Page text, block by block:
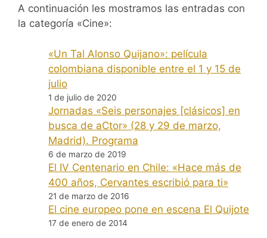
A continuación les mostramos las entradas con
la categoría «Cine»:
«Un Tal Alonso Quijano»: película
colombiana disponible entre el 1 y 15 de
julio
1 de julio de 2020
Jornadas «Seis personajes [clásicos] en
busca de aCtor» (28 y 29 de marzo,
Madrid). Programa
6 de marzo de 2019
El IV Centenario en Chile: «Hace más de
400 años, Cervantes escribió para ti»
21 de marzo de 2016
El cine europeo pone en escena El Quijote
17 de enero de 2014